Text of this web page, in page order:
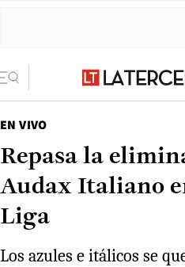
EN VIVO
Repasa la
Audax Italiano
Liga
Los azules e itálicos se